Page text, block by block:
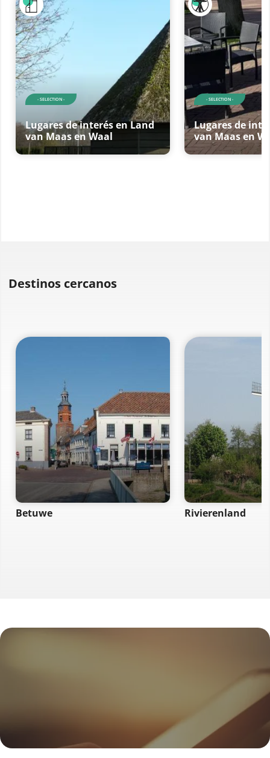
- SELECTION -
Lugares de interés en Land
van Maas en Waal
- SELECTION -
Lugares de
van Maas en
Destinos cercanos
Betuwe Rivierenland